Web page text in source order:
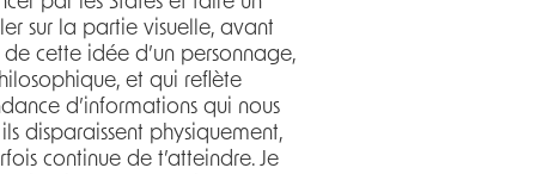
sur la partie visuelle, avant
cette idée d’un personnage,
et qui reflète
d’informations qui nous
disparaissent physiquement,
continue de t’atteindre. Je